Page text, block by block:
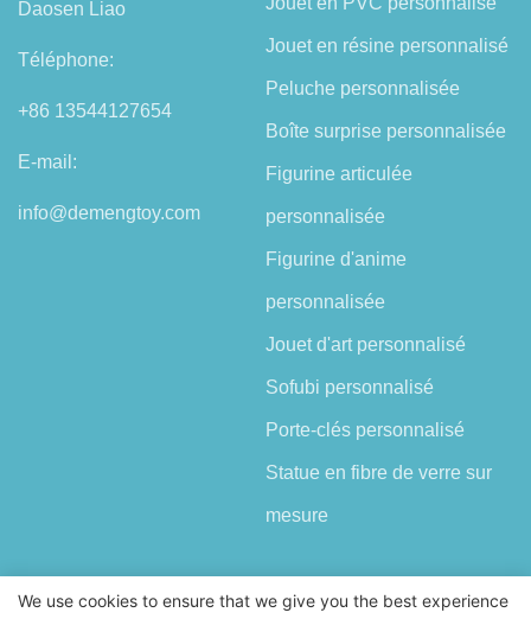
Daosen Liao
Téléphone:
+86 13544127654
E-mail:
info@demengtoy.com
Jouet en résine personnalisé
Peluche personnalisée
Boîte surprise personnalisée
Figurine articulée
personnalisée
Figurine d'anime
personnalisée
Jouet d'art personnalisé
Sofubi personnalisé
Porte-clés personnalisé
Statue en fibre de verre sur
mesure
We use cookies to ensure that we give you the best experience